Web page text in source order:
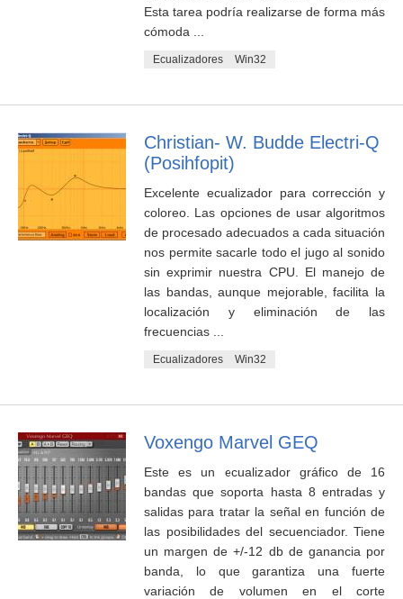
Esta tarea podría realizarse de forma más
cómoda ...
Ecualizadores Win32
Christian- W. Budde Electri-Q
(Posihfopit)
Excelente ecualizador para corrección y
coloreo. Las opciones de usar algoritmos
de procesado adecuados a cada situación
nos permite sacarle todo el jugo al sonido
sin exprimir nuestra CPU. El manejo de
las bandas, aunque mejorable, facilita la
localización y eliminación de las
frecuencias ...
Ecualizadores Win32
Voxengo Marvel GEQ
Este es un ecualizador gráfico de 16
bandas que soporta hasta 8 entradas y
salidas para tratar la señal en función de
las posibilidades del secuenciador. Tiene
un margen de +/-12 db de ganancia por
banda, lo que garantiza una fuerte
variación de volumen en el corte